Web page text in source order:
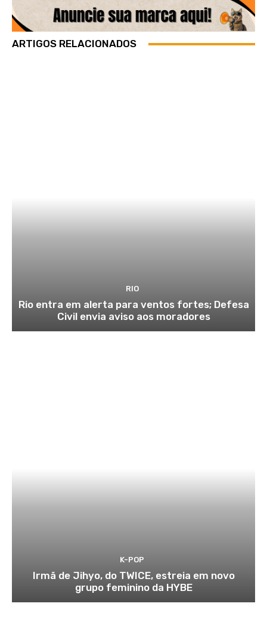
ARTIGOS RELACIONADOS
RIO
Rio entra em alerta para ventos fortes; Defesa
Civil envia aviso aos moradores
K-POP
Irmã de Jihyo, do TWICE, estreia em novo
grupo feminino da HYBE